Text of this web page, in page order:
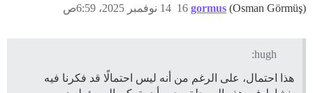
gormus (Osman Görmüş) 14 نوفمبر 2025، 6:59ص 16
hugh:
هذا احتمال، على الرغم من أنه ليس احتمالًا قد فكرنا فيه